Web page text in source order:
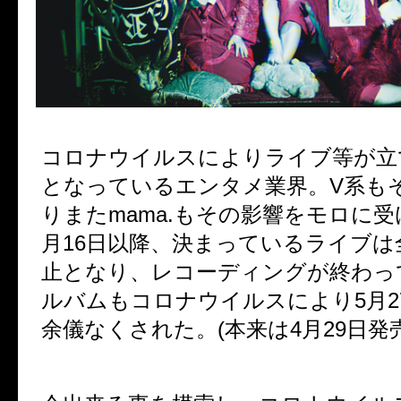
コロナウイルスによりライブ等が
となっているエンタメ業界。V系も
りまたmama.もその影響をモロに
月16日以降、決まっているライブ
止となり、レコーディングが終わ
ルバムもコロナウイルスにより5月
余儀なくされた。(本来は4月29日発